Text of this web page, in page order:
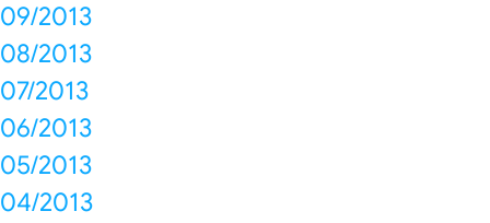
09/2013
08/2013
07/2013
06/2013
05/2013
04/2013